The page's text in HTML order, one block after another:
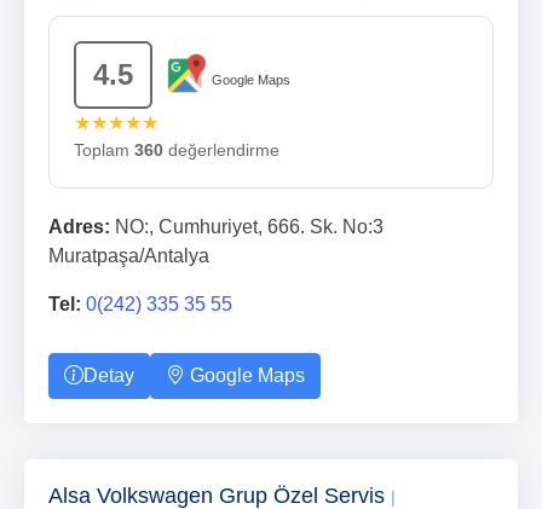
4.5 Google Maps
★★★★★
Toplam 360 değerlendirme
Adres: NO:, Cumhuriyet, 666. Sk. No:3
Muratpaşa/Antalya
Tel: 0(242) 335 35 55
Detay Google Maps
Alsa Volkswagen Grup Özel Servis |